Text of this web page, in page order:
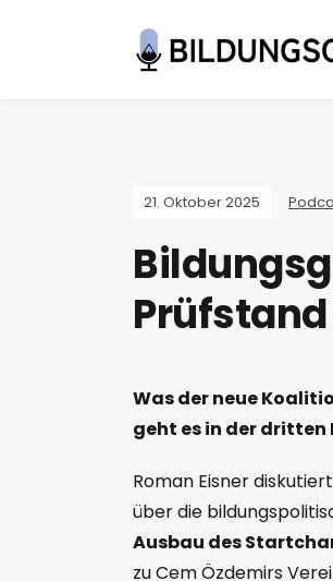
21. Oktober 2025
Prüfstand
Was der neue
geht es in der dritten
Roman Eisner
über die
Ausbau des
zu Cem Özdemirs